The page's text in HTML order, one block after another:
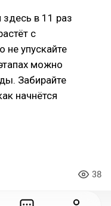
здесь в 11 раз
с
не упускайте
можно
Забирайте
начнётся
38